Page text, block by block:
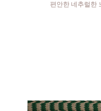
편안한 네추럴한